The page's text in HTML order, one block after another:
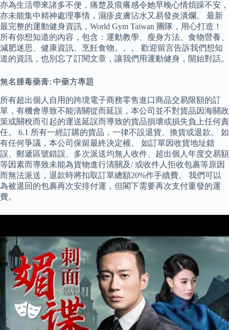
亦為生活帶來諸多不便，痛楚及痕癢感令她早晚心情煩躁不安，
亦未能集中精神處理事情，濕疹皮膚沾水又易發炎潰爛。 最新
最完整的運動健身資訊，World Gym Taiwan 團隊，用心打造！
所有你想知道的內容，包含：運動教學、瘦身方法、食物營養、
減肥迷思、健康資訊、烹飪食物。。。 歡迎留言告訴我們想知
道的資訊，也別忘了訂閱文章，讓我們用運動健身，開始對話。
無名腫毒藥膏: 中藥方專題
所有超出個人自用的跨境電子商務零售進口商品交易限額的訂
單，有機會導致不能清關從而延誤，本公司並不對貨品因海關政
策或關稅而引起的運送延誤而導致的貨品損壞或損失負上任何責
任。 6.1 所有一經訂購的貨品，一律不設退貨、換貨或退款。 如
有任何爭議，本公司保留最終決定權。 如訂單因收貨地址錯
誤、郵遞區號錯誤、多次派送均無人收件、超出個人年度交易額
等因素而導致未能為貨物進行清關及/ 或收件人拒收包裹等原因
而無法派送，退款時將扣取訂單總額20%作手續費。 我們可以
為被退回的包裹再次安排付運，但閣下需要再次支付重發的運
費。